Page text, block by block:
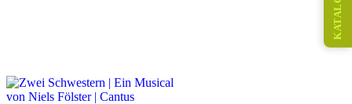
KATALOG